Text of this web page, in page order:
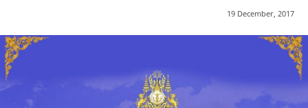
19 December, 2017